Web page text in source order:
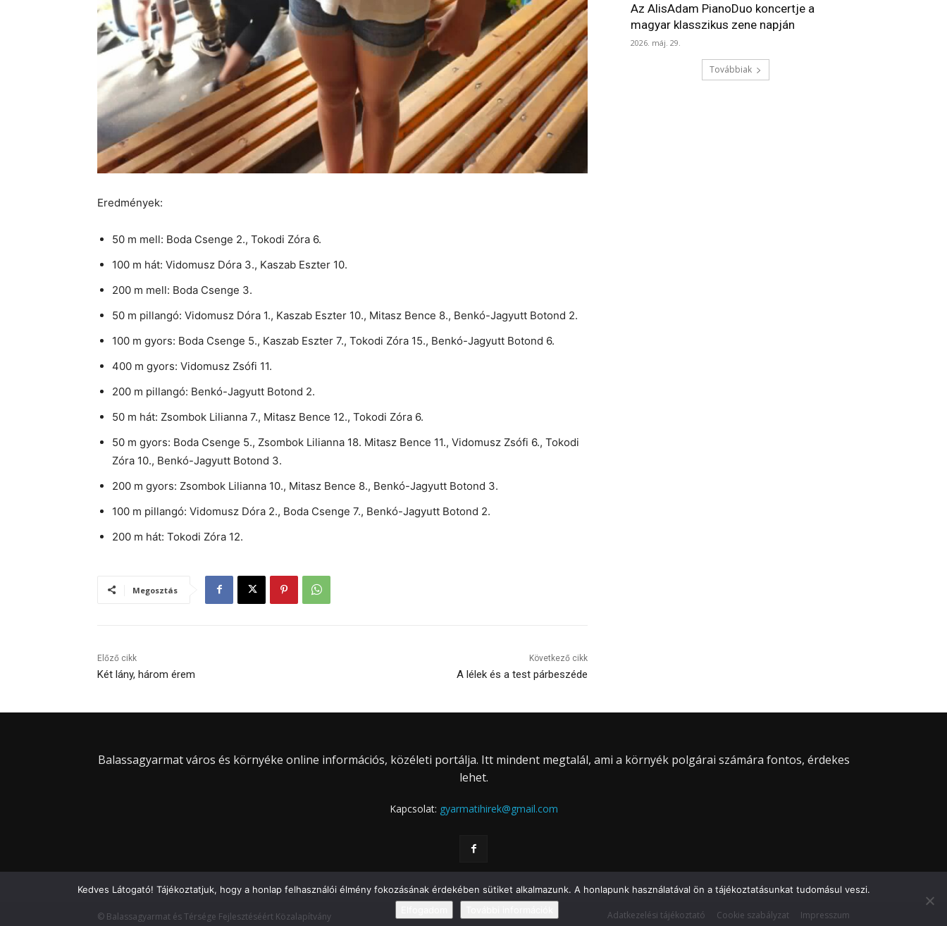
Eredmények:
50 m mell: Boda Csenge 2., Tokodi Zóra 6.
100 m hát: Vidomusz Dóra 3., Kaszab Eszter 10.
200 m mell: Boda Csenge 3.
50 m pillangó: Vidomusz Dóra 1., Kaszab Eszter 10., Mitasz Bence 8., Benkó-Jagyutt Botond 2.
100 m gyors: Boda Csenge 5., Kaszab Eszter 7., Tokodi Zóra 15., Benkó-Jagyutt Botond 6.
400 m gyors: Vidomusz Zsófi 11.
200 m pillangó: Benkó-Jagyutt Botond 2.
50 m hát: Zsombok Lilianna 7., Mitasz Bence 12., Tokodi Zóra 6.
50 m gyors: Boda Csenge 5., Zsombok Lilianna 18. Mitasz Bence 11., Vidomusz Zsófi 6., Tokodi
Zóra 10., Benkó-Jagyutt Botond 3.
200 m gyors: Zsombok Lilianna 10., Mitasz Bence 8., Benkó-Jagyutt Botond 3.
100 m pillangó: Vidomusz Dóra 2., Boda Csenge 7., Benkó-Jagyutt Botond 2.
200 m hát: Tokodi Zóra 12.
Megosztás
Előző cikk
Két lány, három érem
Következő cikk
A lélek és a test párbeszéde
Az AlisAdam PianoDuo koncertje a
magyar klasszikus zene napján
2026. máj. 29.
Továbbiak
Balassagyarmat város és környéke online információs, közéleti portálja. Itt mindent megtalál, ami a környék polgárai számára fontos, érdekes
lehet.
Kapcsolat: gyarmatihirek@gmail.com
© Balassagyarmat és Térsége Fejlesztéséért Közalapítvány Adatkezelési tájékoztató Cookie szabályzat Impresszum
Kedves Látogató! Tájékoztatjuk, hogy a honlap felhasználói élmény fokozásának érdekében sütiket alkalmazunk. A honlapunk használatával ön a tájékoztatásunkat tudomásul veszi.